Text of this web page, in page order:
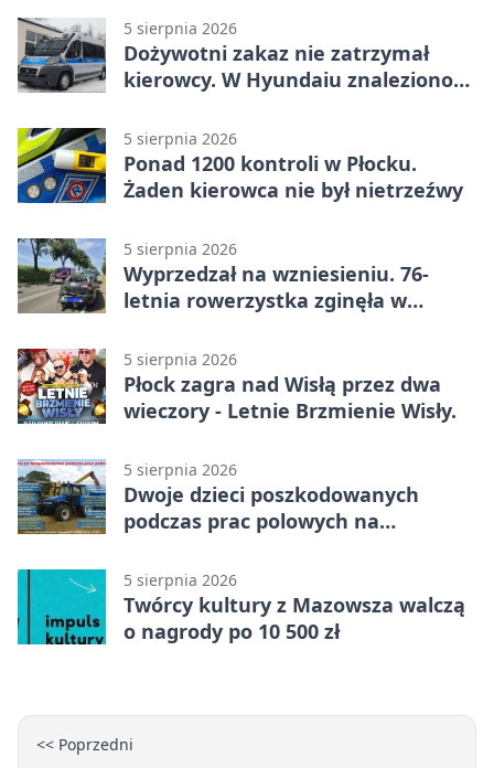
5 sierpnia 2026
Dożywotni zakaz nie zatrzymał
kierowcy. W Hyundaiu znaleziono
5 sierpnia 2026
Ponad 1200 kontroli w Płocku.
Żaden kierowca nie był nietrzeźwy
5 sierpnia 2026
Wyprzedzał na wzniesieniu. 76-
letnia rowerzystka zginęła w
5 sierpnia 2026
Płock zagra nad Wisłą przez dwa
wieczory - Letnie Brzmienie Wisły.
5 sierpnia 2026
Dwoje dzieci poszkodowanych
podczas prac polowych na
5 sierpnia 2026
Twórcy kultury z Mazowsza walczą
o nagrody po 10 500 zł
<< Poprzedni